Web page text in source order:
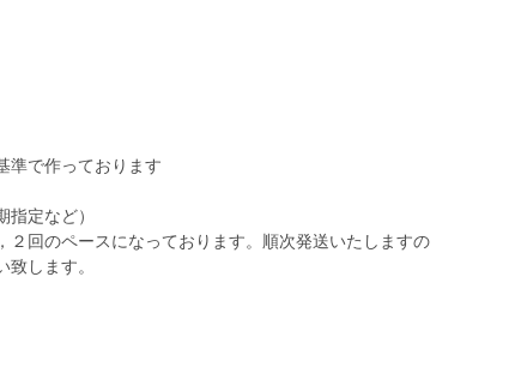
準で作っております
定など）
２回のペースになっております。順次発送いたしますの